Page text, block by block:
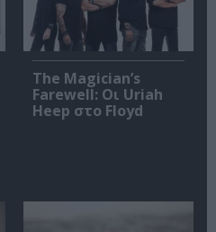
The Magician’s
Farewell: Οι Uriah
Heep στο Floyd